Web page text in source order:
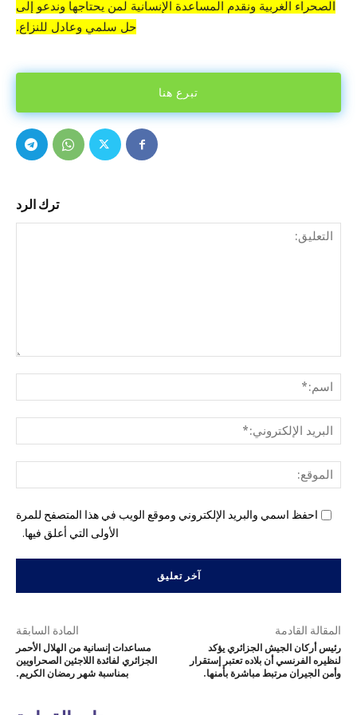
الصحراء الغربية ونقدم المساعدة الإنسانية لمن يحتاجها وندعو إلى
حل سلمي وعادل للنزاع.
تبرع هنا
ترك الرد
احفظ اسمي والبريد الإلكتروني وموقع الويب في هذا المتصفح للمرة
الأولى التي أعلق فيها.
المادة السابقة
مساعدات إنسانية من الهلال الأحمر
الجزائري لفائدة اللاجئين الصحراويين
بمناسبة شهر رمضان الكريم.
المقالة القادمة
رئيس أركان الجيش الجزائري يؤكد
لنظيره الفرنسي أن بلاده تعتبر إستقرار
وأمن الجيران مرتبط مباشرة بأمنها.